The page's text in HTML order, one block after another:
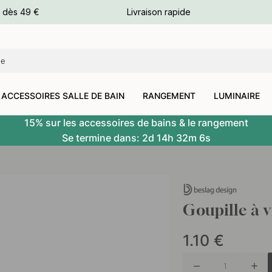
dès 49 € Livraison rapide
ACCESSOIRES SALLE DE BAIN RANGEMENT LUMINAIRE
15% sur les accessoires de bains & le rangement
Se termine dans: 2d 14h 32m 5s
Goupille à
1.10 €